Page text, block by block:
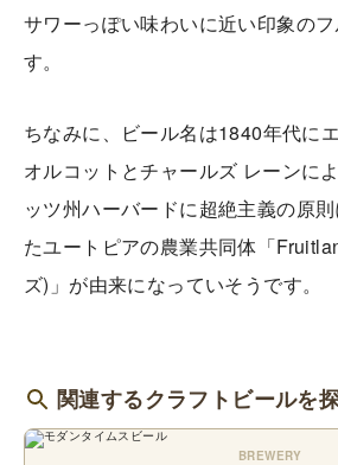
サワーっぽい味わいに近い印象の
す。
ちなみに、ビール名は1840年代に
オルコットとチャールズ レーンに
ッツ州ハーバードに超絶主義の原
たユートピアの農業共同体「
ズ)」が由来になっていそうです。
関連するクラフトビールを
BREWERY